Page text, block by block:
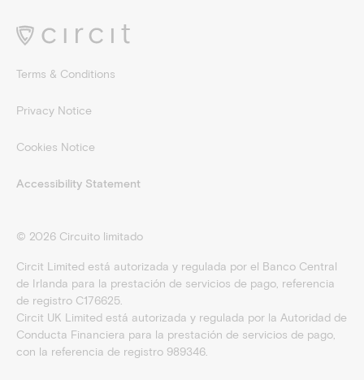
Terms & Conditions
Privacy Notice
Cookies Notice
Accessibility Statement
© 2026Circuito limitado
Circit Limited está autorizada y regulada por el Banco Central
de Irlanda para la prestación de servicios de pago, referencia
de registro C176625.
Circit UK Limited está autorizada y regulada por la Autoridad de
Conducta Financiera para la prestación de servicios de pago,
con la referencia de registro 989346.